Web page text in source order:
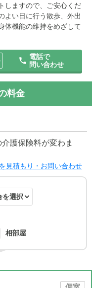
しますので、ご安心くだ
よい日に行う散歩、外出
体機能の維持をめざして
電話で
問い合わせ
料金
護保険料が変わま
見積もり・お問い合わせ
相部屋